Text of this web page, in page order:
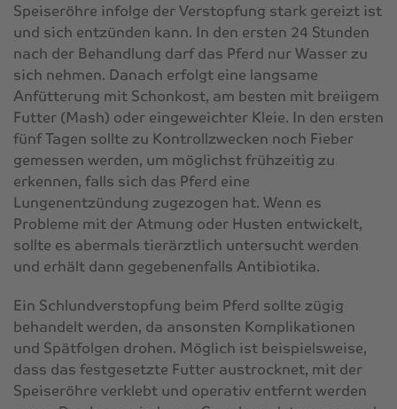
Speiseröhre infolge der Verstopfung stark gereizt ist
und sich entzünden kann. In den ersten 24 Stunden
nach der Behandlung darf das Pferd nur Wasser zu
sich nehmen. Danach erfolgt eine langsame
Anfütterung mit Schonkost, am besten mit breiigem
Futter (Mash) oder eingeweichter Kleie. In den ersten
fünf Tagen sollte zu Kontrollzwecken noch Fieber
gemessen werden, um möglichst frühzeitig zu
erkennen, falls sich das Pferd eine
Lungenentzündung zugezogen hat. Wenn es
Probleme mit der Atmung oder Husten entwickelt,
sollte es abermals tierärztlich untersucht werden
und erhält dann gegebenenfalls Antibiotika.
Ein Schlundverstopfung beim Pferd sollte zügig
behandelt werden, da ansonsten Komplikationen
und Spätfolgen drohen. Möglich ist beispielsweise,
dass das festgesetzte Futter austrocknet, mit der
Speiseröhre verklebt und operativ entfernt werden